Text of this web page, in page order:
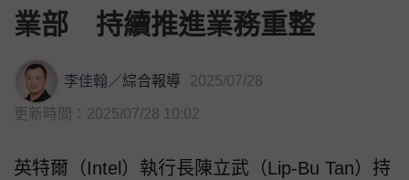
業部 持續推進業務重整
李佳翰／綜合報導 2025/07/28
更新時間：2025/07/28 10:02
英特爾（Intel）執行長陳立武（Lip-Bu Tan）持